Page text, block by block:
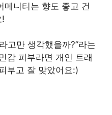
메니티는 향도 좋고 건
!
고만 생각했을까?”라는
감 피부라면 개인 트래
부고 잘 맞았어요:)